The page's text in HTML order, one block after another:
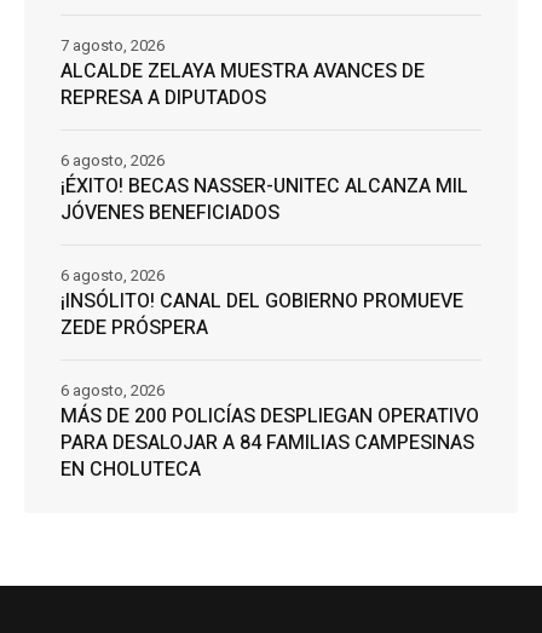
ALCALDE ZELAYA MUESTRA AVANCES DE
REPRESA A DIPUTADOS
7 agosto, 2026
¡ÉXITO! BECAS NASSER-UNITEC ALCANZA MIL
JÓVENES BENEFICIADOS
6 agosto, 2026
¡INSÓLITO! CANAL DEL GOBIERNO PROMUEVE
ZEDE PRÓSPERA
6 agosto, 2026
MÁS DE 200 POLICÍAS DESPLIEGAN OPERATIVO
PARA DESALOJAR A 84 FAMILIAS CAMPESINAS
EN CHOLUTECA
6 agosto, 2026